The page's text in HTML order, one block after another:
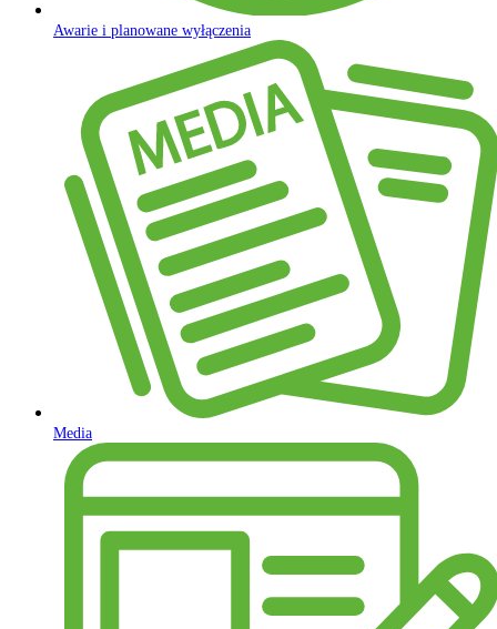
Awarie i planowane wyłączenia
Media